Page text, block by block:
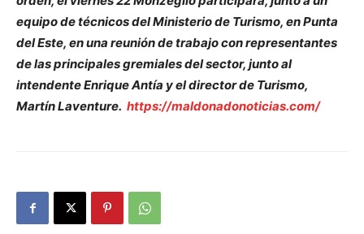
equipo de técnicos del Ministerio de Turismo, en Punta
del Este, en una reunión de trabajo con representantes
de las principales gremiales del sector, junto al
intendente Enrique Antía y el director de Turismo,
Martín Laventure. https://maldonadonoticias.com/